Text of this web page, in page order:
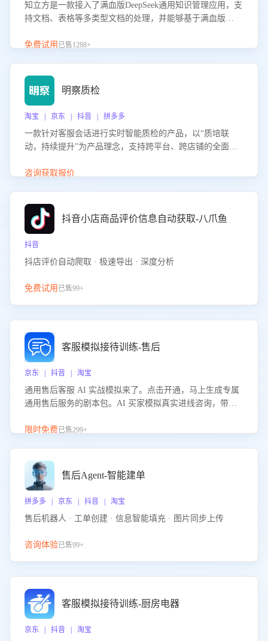
知立方是一款接入了满血版DeepSeek通用知识管理应用，支
持文档、表格等多类型文档的处理，并能够基于满血版
识支持，帮助用户高效管理和利用知识资源。通过该产品，
免费试用 已售1288+
明察质检
淘宝 | 京东 | 抖音 | 拼多多
一款针对客服会话进行实时智能质检的产品，以“质培联
动，持续提升”为产品理念，支持跨平台、跨店铺的全面、
升客服团队的销服能力。
咨询获取报价
抖音小店商品评价信息自动获取-八爪鱼
抖音
抖店评价自动爬取 · 极速导出 · 深度分析
免费试用 已售99+
客服模拟接待训练-售后
京东 | 抖音 | 淘宝
通用售后客服 AI 实战模拟来了。点击开通，马上生成专属
通用售后服务的剧本包。AI 买家模拟真实进线咨询，带您
的应对要点，轻松提升服务能力。
限时免费已售299+
售后Agent-智能建单
拼多多 | 京东 | 抖音 | 淘宝
售后机器人 · 工单创建 · 信息智能填充 · 图片同步上传
咨询体验已售99+
客服模拟接待训练-厨房电器
京东 | 抖音 | 淘宝